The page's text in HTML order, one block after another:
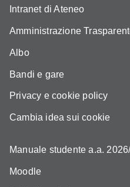
Intranet di Ateneo
Amministrazione
Albo
Bandi e gare
Privacy e cookie policy
Cambia idea sui cookie
Manuale studente a.a.
Moodle